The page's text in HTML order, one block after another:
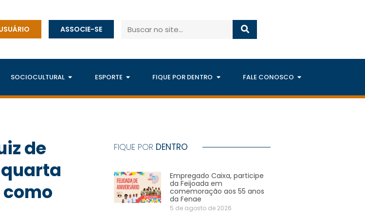
ASSOCIE-SE
SOCIOCULTURAL ESPORTE FIQUE POR DENTRO FALE CONOSCO
de
FIQUE POR DENTRO
Empregado Caixa, participe
da Feijoada em
comemoração aos 55 anos
da Fenae
5 de agosto de 2026